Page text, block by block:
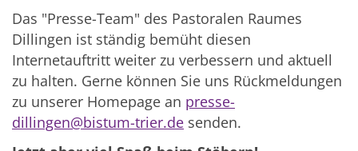
Das "Presse-Team" des Pastoralen Raumes
Dillingen ist ständig bemüht diesen
Internetauftritt weiter zu verbessern und aktuell
zu halten. Gerne können Sie uns Rückmeldungen
zu unserer Homepage an presse-
dillingen@bistum-trier.de senden.